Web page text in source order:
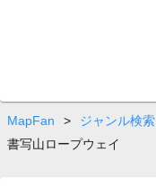
MapFan > ジャンル検索
書写山ロープウェイ